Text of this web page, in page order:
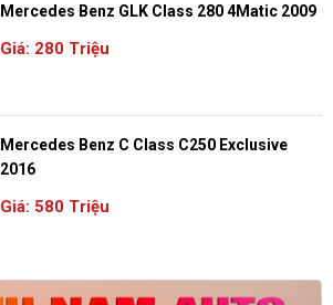
Mercedes Benz GLK Class 280 4Matic 2009
Giá: 280 Triệu
Mercedes Benz C Class C250 Exclusive
2016
Giá: 580 Triệu